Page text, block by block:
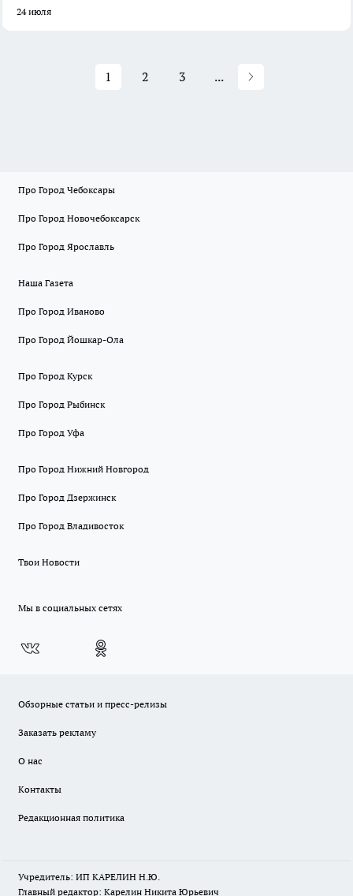
24 июля
1 2 3 ...
Про Город Чебоксары
Про Город Новочебоксарск
Про Город Ярославль
Наша Газета
Про Город Иваново
Про Город Йошкар-Ола
Про Город Курск
Про Город Рыбинск
Про Город Уфа
Про Город Нижний Новгород
Про Город Дзержинск
Про Город Владивосток
Твои Новости
Мы в социальных сетях
Обзорные статьи и пресс-релизы
Заказать рекламу
О нас
Контакты
Редакционная политика
Учредитель: ИП КАРЕЛИН Н.Ю.
Главный редактор: Карелин Никита Юрьевич